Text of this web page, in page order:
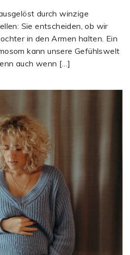
durch winzige
Sie entscheiden, ob wir
in den Armen halten. Ein
kann unsere Gefühlswelt
auch wenn […]